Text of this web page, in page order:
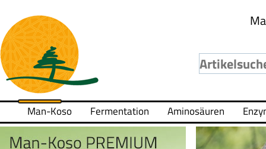
Man-Koso Fermentation Aminosäuren